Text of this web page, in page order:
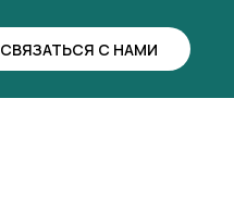
СВЯЗАТЬСЯ С НАМИ